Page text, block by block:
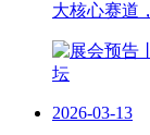
大核心赛道
2026-03-13